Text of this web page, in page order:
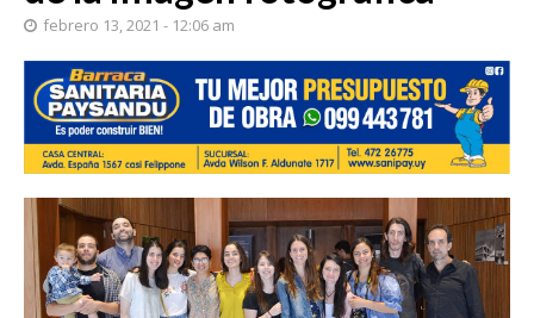
febrero 13, 2021 - 12:06 am